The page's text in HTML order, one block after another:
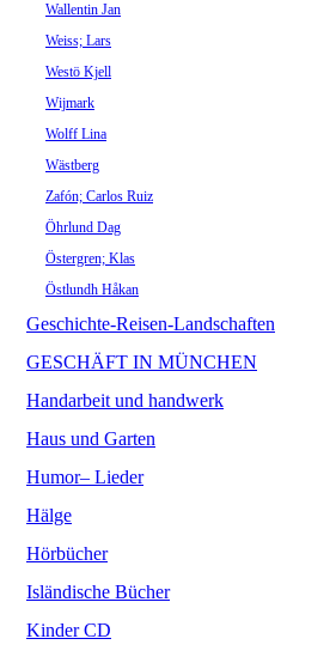
Wallentin Jan
Weiss; Lars
Westö Kjell
Wijmark
Wolff Lina
Wästberg
Zafón; Carlos Ruiz
Öhrlund Dag
Östergren; Klas
Östlundh Håkan
Geschichte-Reisen-Landschaften
GESCHÄFT IN MÜNCHEN
Handarbeit und handwerk
Haus und Garten
Humor– Lieder
Hälge
Hörbücher
Isländische Bücher
Kinder CD